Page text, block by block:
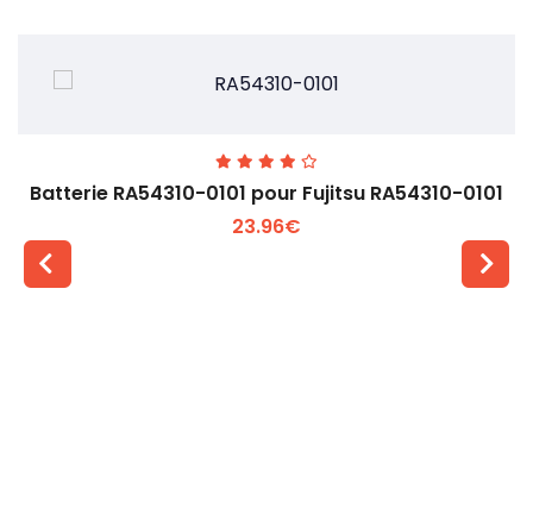
Batterie RA54310-0101 pour Fujitsu RA54310-0101
23.96€